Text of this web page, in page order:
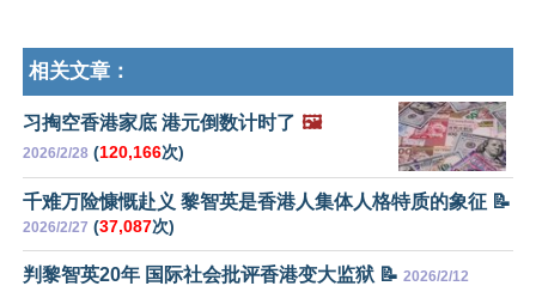
相关文章：
习掏空香港家底 港元倒数计时了 🖼️
2026/2/28 (120,166次)
千难万险慷慨赴义 黎智英是香港人集体人格特质的象征 📝
2026/2/27 (37,087次)
判黎智英20年 国际社会批评香港变大监狱 📝 2026/2/12